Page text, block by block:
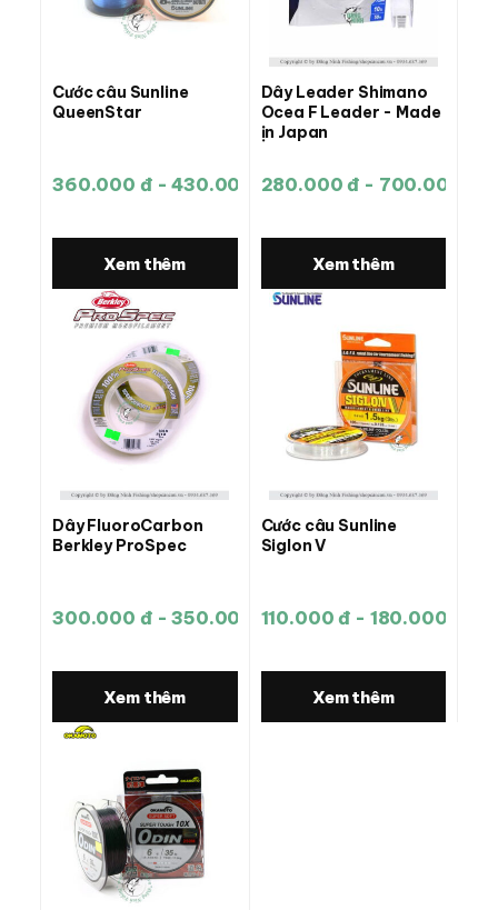
Cước câu Sunline
QueenStar
360.000 đ - 430.000 đ
Xem thêm
Dây Leader Shimano
Ocea F Leader - Made
ịn Japan
280.000 đ - 700.000 đ
Xem thêm
Dây FluoroCarbon
Berkley ProSpec
300.000 đ - 350.000 đ
Xem thêm
Cước câu Sunline
Siglon V
110.000 đ - 180.000 đ
Xem thêm